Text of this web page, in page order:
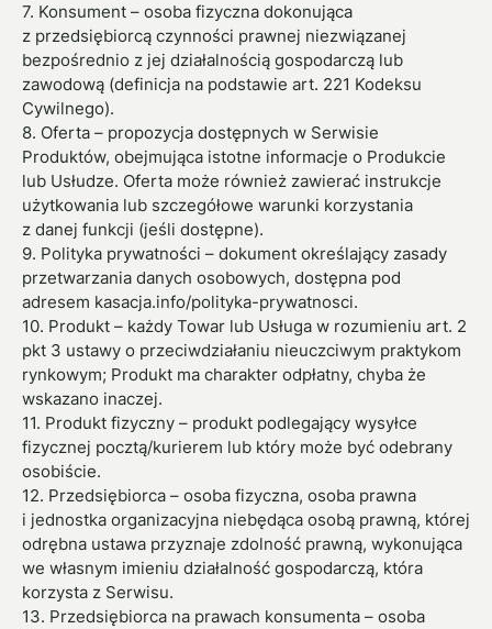
7. Konsument – osoba fizyczna dokonująca
z przedsiębiorcą czynności prawnej niezwiązanej
bezpośrednio z jej działalnością gospodarczą lub
zawodową (definicja na podstawie art. 221 Kodeksu
Cywilnego).
8. Oferta – propozycja dostępnych w Serwisie
Produktów, obejmująca istotne informacje o Produkcie
lub Usłudze. Oferta może również zawierać instrukcje
użytkowania lub szczegółowe warunki korzystania
z danej funkcji (jeśli dostępne).
9. Polityka prywatności – dokument określający zasady
przetwarzania danych osobowych, dostępna pod
adresem kasacja.info/polityka-prywatnosci.
10. Produkt – każdy Towar lub Usługa w rozumieniu art. 2
pkt 3 ustawy o przeciwdziałaniu nieuczciwym praktykom
rynkowym; Produkt ma charakter odpłatny, chyba że
wskazano inaczej.
11. Produkt fizyczny – produkt podlegający wysyłce
fizycznej pocztą/kurierem lub który może być odebrany
osobiście.
12. Przedsiębiorca – osoba fizyczna, osoba prawna
i jednostka organizacyjna niebędąca osobą prawną, której
odrębna ustawa przyznaje zdolność prawną, wykonująca
we własnym imieniu działalność gospodarczą, która
korzysta z Serwisu.
13. Przedsiębiorca na prawach konsumenta – osoba